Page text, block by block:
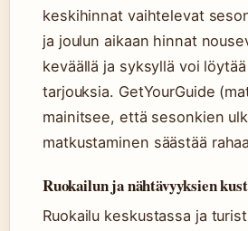
keskihinnat vaihtelevat
ja joulun aikaan hinnat
keväällä ja syksyllä voi
tarjouksia. GetYourGuide
mainitsee, että sesonkien
matkustaminen säästää
Ruokailun ja nähtävyyksien
Ruokailu keskustassa ja